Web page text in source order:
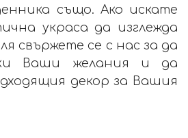
също. Ако искате
украса да изглежда
свържете се с нас за да
Ваши желания и да
декор за Вашия